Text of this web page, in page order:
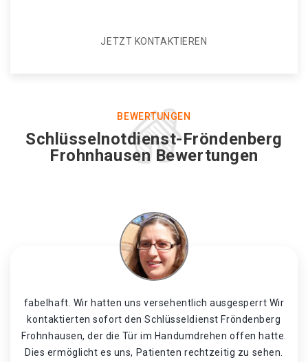
JETZT KONTAKTIEREN
BEWERTUNGEN
Schlüsselnotdienst-Fröndenberg
Frohnhausen Bewertungen
fabelhaft. Wir hatten uns versehentlich ausgesperrt Wir
kontaktierten sofort den Schlüsseldienst Fröndenberg
Frohnhausen, der die Tür im Handumdrehen offen hatte.
Dies ermöglicht es uns, Patienten rechtzeitig zu sehen.